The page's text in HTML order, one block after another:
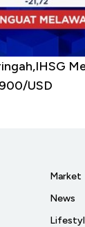
USD
Market
News